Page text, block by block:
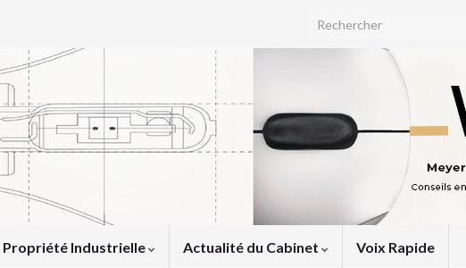
Search for:
Propriété Industrielle Actualité du Cabinet Voix Rapide